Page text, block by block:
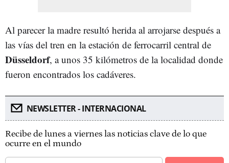
Al parecer la madre resultó herida al arrojarse después a
las vías del tren en la estación de ferrocarril central de
Düsseldorf, a unos 35 kilómetros de la localidad donde
fueron encontrados los cadáveres.
NEWSLETTER - INTERNACIONAL
Recibe de lunes a viernes las noticias clave de lo que
ocurre en el mundo